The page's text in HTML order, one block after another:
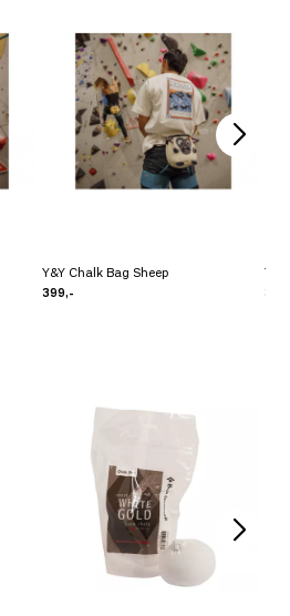
Få igjen på lager
Ikke på lager
Y&Y Chalk Bag Sheep
399,-